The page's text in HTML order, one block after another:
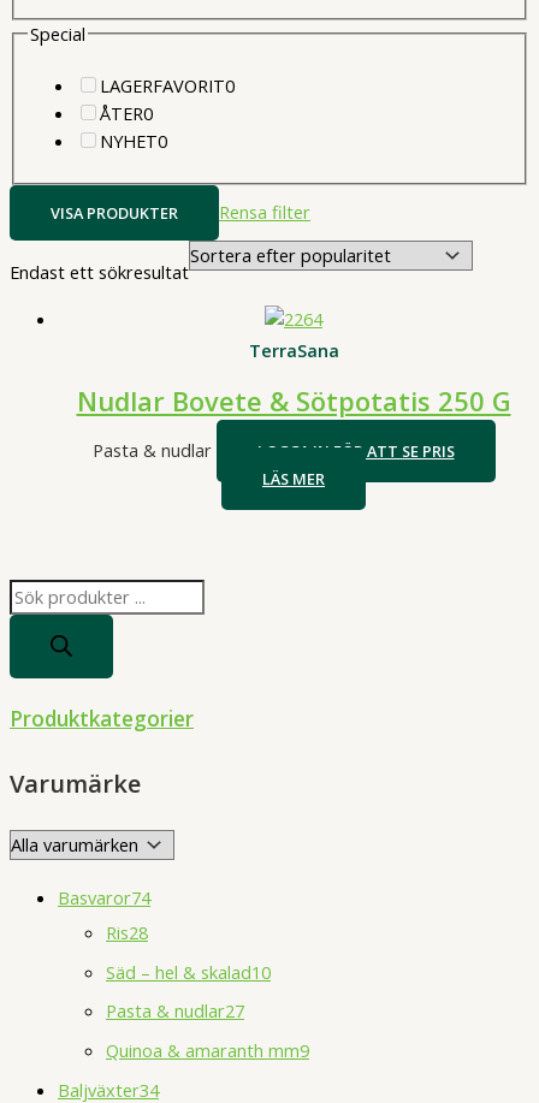
P
u
s
Produktkategorier
Varumärke
Basvaror74
Ris28
Säd – hel & skalad10
Pasta & nudlar27
Quinoa & amaranth mm9
Baljväxter34
Special
LAGERFAVORIT00
ÅTER00
produkter
NYHET00
VISA PRODUKTER Rensa filter
Endast ett sökresultat
TerraSana
Nudlar Bovete & Sötpotatis 250 G
Pasta & nudlar
LOGGA IN FÖR ATT SE PRIS
LÄS MER